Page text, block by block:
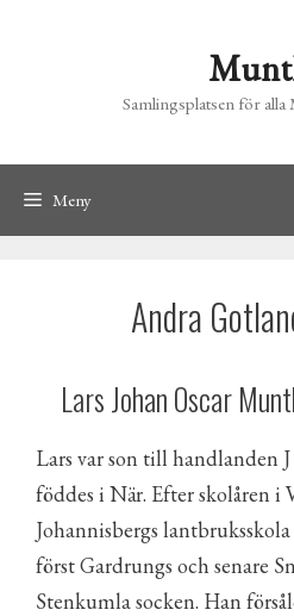
Samlingsplatsen för alla
Meny
Andra
Lars Johan Oscar
Lars var son till handlanden
föddes i När. Efter skolåren i
Johannisbergs
först Gardrungs och senare
Stenkumla socken. Han